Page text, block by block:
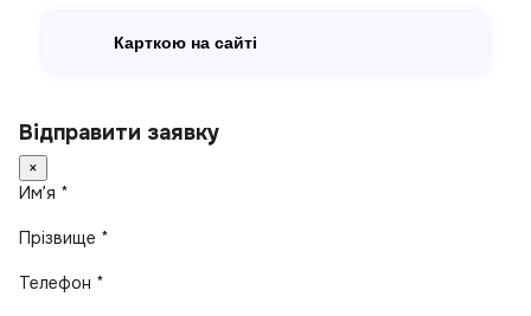
Карткою на сайті
Відправити заявку
×
Имʼя *
Прізвище *
Телефон *